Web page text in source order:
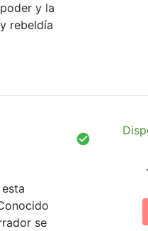
y la
rebeldía
se